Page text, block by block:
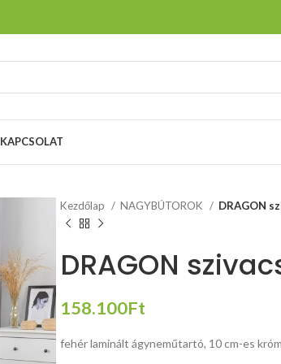
KAPCSOLAT
Kezdőlap NAGYBÚTOROK DRAGON
DRAGON
158.100Ft
fehér laminált ágyneműtartó, 10 cm-es